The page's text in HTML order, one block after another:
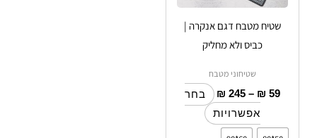
שטיח מטבח דגם אנקרה |
כביס ולא מחליק
שטיחוני מטבח
₪ 59
–
₪ 245
בחר
אפשרויות
לבחור
המוצר